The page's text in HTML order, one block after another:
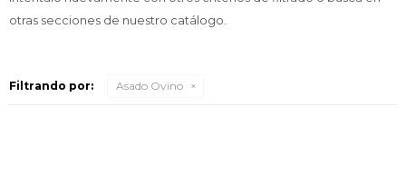
otras secciones de nuestro catálogo.
Filtrando por: Asado Ovino